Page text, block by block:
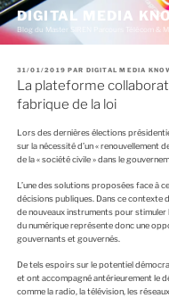
A
l
e
DIGITAL MEDIA
Blog du Master SIREN Parcours Télécom &
P
U
B
L
L
E
31/01/2019 PAR DIGITAL MEDIA
La plateforme
fabrique de la loi
Lors des dernières élections
sur la nécessité d’un « renouvellement
de la « société civile » dans le
L’une des solutions proposées face à
décisions publiques. Dans ce contexte
de nouveaux instruments pour
du numérique représente donc une
gouvernants et gouvernés.
De tels espoirs sur le potentiel
et ont accompagné antérieurement le
comme la radio, la télévision, les